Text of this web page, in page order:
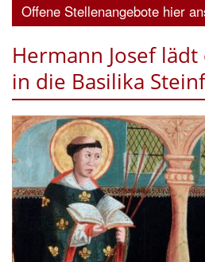
Offene Stellenangebote hier
Hermann Josef
in die Basilika